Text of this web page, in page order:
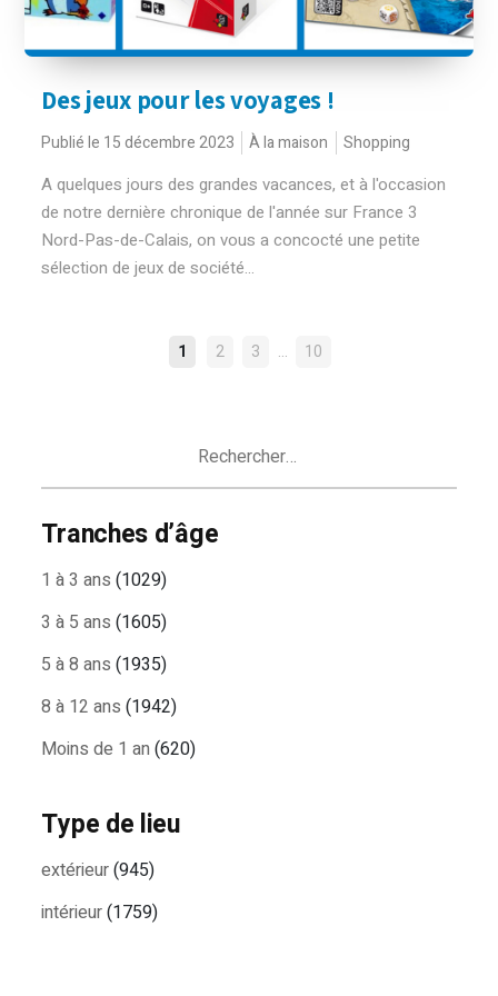
Des jeux pour les voyages !
Publié le 15 décembre 2023 À la maison Shopping
A quelques jours des grandes vacances, et à l'occasion
de notre dernière chronique de l'année sur France 3
Nord-Pas-de-Calais, on vous a concocté une petite
sélection de jeux de société...
NAVIGATION
1 2 3 … 10
Tranches d’âge
1 à 3 ans (1029)
3 à 5 ans (1605)
5 à 8 ans (1935)
8 à 12 ans (1942)
Moins de 1 an (620)
Type de lieu
extérieur(945)
intérieur(1759)